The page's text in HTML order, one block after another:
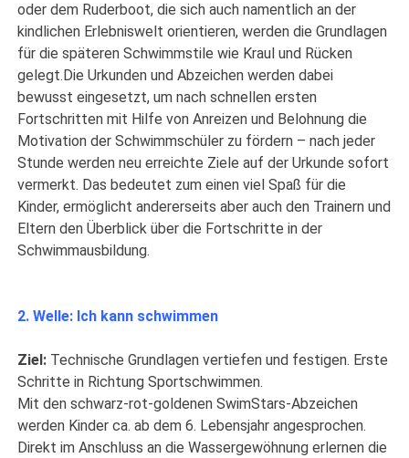
oder dem Ruderboot, die sich auch namentlich an der
kindlichen Erlebniswelt orientieren, werden die Grundlagen
für die späteren Schwimmstile wie Kraul und Rücken
gelegt.Die Urkunden und Abzeichen werden dabei
bewusst eingesetzt, um nach schnellen ersten
Fortschritten mit Hilfe von Anreizen und Belohnung die
Motivation der Schwimmschüler zu fördern – nach jeder
Stunde werden neu erreichte Ziele auf der Urkunde sofort
vermerkt. Das bedeutet zum einen viel Spaß für die
Kinder, ermöglicht andererseits aber auch den Trainern und
Eltern den Überblick über die Fortschritte in der
Schwimmausbildung.
2. Welle: Ich kann schwimmen
Ziel: Technische Grundlagen vertiefen und festigen. Erste
Schritte in Richtung Sportschwimmen.
Mit den schwarz-rot-goldenen SwimStars-Abzeichen
werden Kinder ca. ab dem 6. Lebensjahr angesprochen.
Direkt im Anschluss an die Wassergewöhnung erlernen die